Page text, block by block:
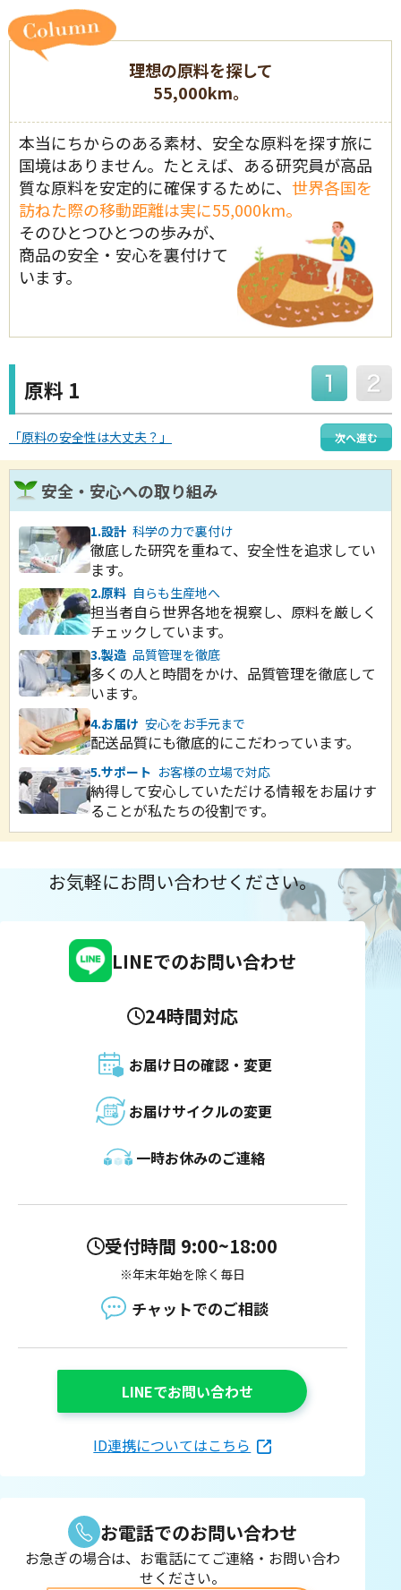
理想の原料を探して
55,000km。
本当にちからのある素材、安全な原料を探す旅に
国境はありません。たとえば、ある研究員が高品
質な原料を安定的に確保するために、 世界各国を
訪ねた際の移動距離は実に55,000km。
そのひとつひとつの歩みが、
商品の安全・安心を裏付けて
います。
原料 1
「原料の安全性は大丈夫？」 次へ進む
安全・安心への取り組み
1.設計 科学の力で裏付け
徹底した研究を重ねて、安全性を追求してい
ます。
2.原料 自らも生産地へ
担当者自ら世界各地を視察し、原料を厳しく
チェックしています。
3.製造 品質管理を徹底
多くの人と時間をかけ、品質管理を徹底して
います。
4.お届け 安心をお手元まで
配送品質にも徹底的にこだわっています。
5.サポート お客様の立場で対応
納得して安心していただける情報をお届けす
ることが私たちの役割です。
お気軽にお問い合わせください。
LINEでのお問い合わせ
24時間対応
お届け日の確認・変更
お届けサイクルの変更
一時お休みのご連絡
受付時間 9:00~18:00
※年末年始を除く毎日
チャットでのご相談
LINEでお問い合わせ
ID連携についてはこちら
お電話でのお問い合わせ
お急ぎの場合は、お電話にてご連絡・お問い合わ
せください。